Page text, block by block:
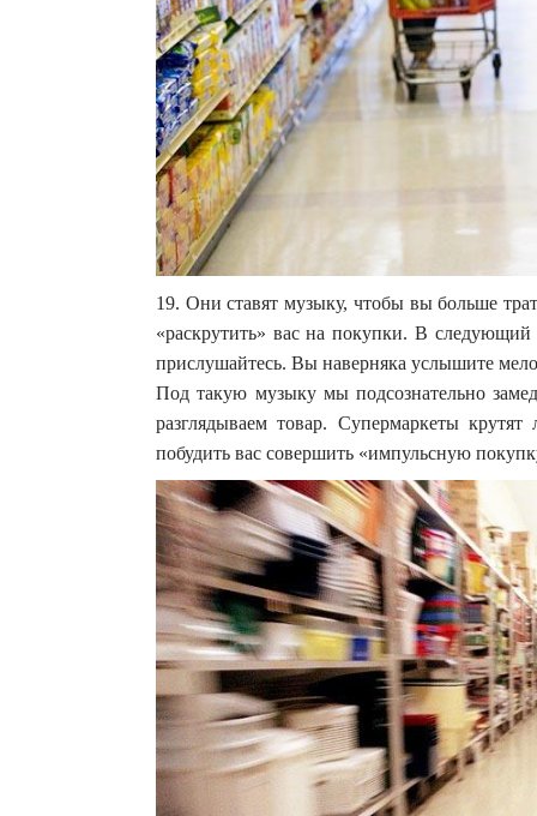
19. Они ставят музыку, чтобы вы больше
«раскрутить» вас на покупки. В следующий
прислушайтесь. Вы наверняка услышите
Под такую музыку мы подсознательно
разглядываем товар. Супермаркеты
побудить вас совершить «импульсную